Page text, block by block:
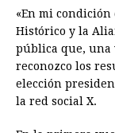
o
k
g
e
«En mi
Histórico y la
pública que, una
reconozco los
elección
la red social X.